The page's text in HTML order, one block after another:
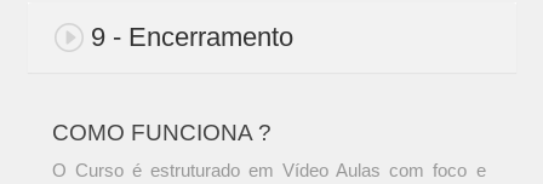
9 - Encerramento
COMO FUNCIONA ?
O Curso é estruturado em Vídeo Aulas com foco e